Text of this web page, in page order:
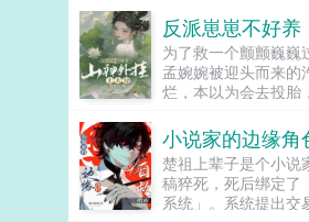
陆夫人的宝座。后来
禁欲的律师小舅舅的
疯一样的飙车赶到，
一起私奔。傅斯珩一
就给我滚！...
为了救一个颤颤巍巍
孟婉婉被迎头而来的
烂，本以为会去投胎
的委托，她就能再活
前三个瘦骨伶仃的崽
的结局，孟婉婉握拳
小说家的边缘角
楚祖上辈子是个小说
稿猝死，死后绑定了
系统」。系统提出交